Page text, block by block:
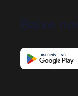
Baixe